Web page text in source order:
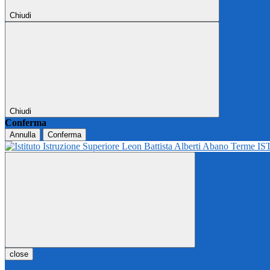
Chiudi
Chiudi
Conferma
Annulla Conferma
close